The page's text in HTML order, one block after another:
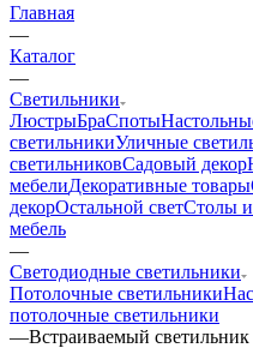
Главная
—
Каталог
—
Светильники
ЛюстрыБраСпоты
светильникиУличные
светильниковСадовый декор
мебелиДекоративные товары
декорОстальной светСтолы и
мебель
—
Светодиодные светильники
Потолочные светильники
потолочные светильники
—Встраиваемый